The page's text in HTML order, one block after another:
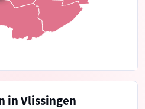
in Vlissingen